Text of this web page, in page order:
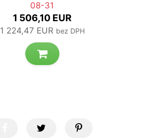
08-31
1 506,10 EUR
1 224,47 EUR bez DPH